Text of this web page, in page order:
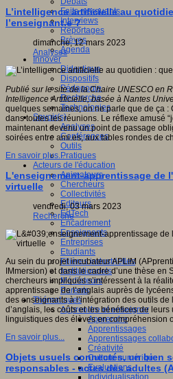
Faits marquants
Interviews
Reportages
Brèves
Agenda
Innover
Didactique
Dispositifs
Pédagogie
Recherche
Technologies
Savoir(s)
Analyses
Conférences
Outils
Pratiques
Acteurs de l'éducation
Animateurs
Chercheurs
Collectivités
Editeurs
EdTech
Encadrement
Enseignants
Entreprises
Etudiants
Filières industrielles
Institutionnels
Médiateurs
Parents
Thématiques
Apprendre et enseigner
Apprendre
Apprentissages
Apprentissages
Créativité
Culture numérique
Evaluations
Individualisation
L’intelligence artificielle au
l’enseignant.e ?
dimanche, 12 mars 2023
Analyses
Publié sur le site de la Chaire UNESCO en
Intelligence Artificielle, basée à Nantes
quelques semaines, on ne parle que de ça :
dans toutes les réunions. Le réflexe amusé
maintenant devenu un point de passage
soirées entre ami.es, aux tables rondes de
En savoir plus...
L'enseignement-apprentissage de
virtuelle
vendredi, 03 mars 2023
Recherche
Au sein du projet incubateur APLIM
IMmersion) et dans le cadre d’une thèse
chercheurs impliqués s’intéressent à la
apprentissage de l’anglais auprès de
des enseignants à l’intégration des outils
d’anglais, les coûts et les bénéfices de
linguistiques des élèves en compréhension
En savoir plus...
Objets usuels connectés, un bien
responsables - actes des adultes